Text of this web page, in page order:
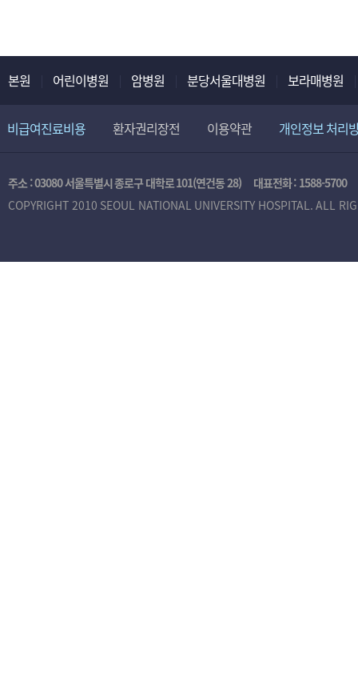
본원 어린이병원 암병원 분당서울대병원 보라매병원
비급여진료비용 환자권리장전 이용약관 개인정보 처리
주소 : 03080 서울특별시 종로구 대학로 101(연건동 28) 대표전화 : 1588-5700
COPYRIGHT 2010 SEOUL NATIONAL UNIVERSITY HOSPITAL. ALL